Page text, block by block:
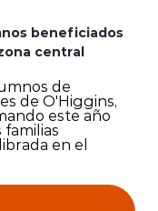
beneficiados
central
de
de O'Higgins,
este año
en el